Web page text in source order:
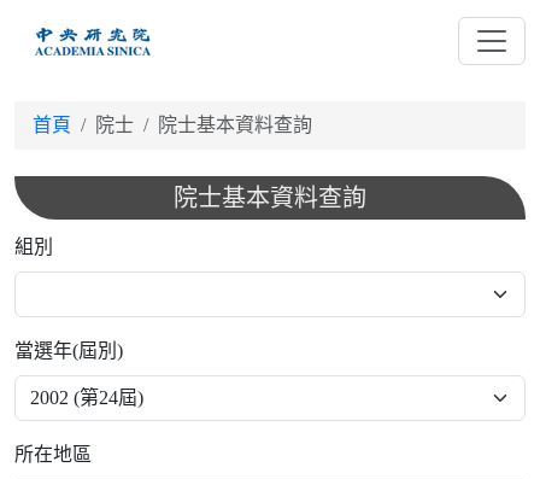
首頁 院士 院士基本資料查詢
院士基本資料查詢
組別
當選年(屆別)
所在地區